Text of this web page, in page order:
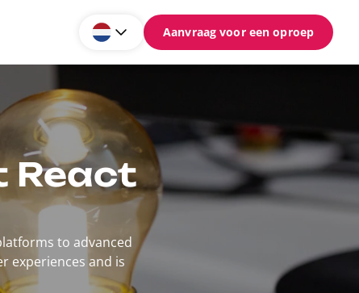
Aanvraag voor een oproep
React
to advanced
experiences and is